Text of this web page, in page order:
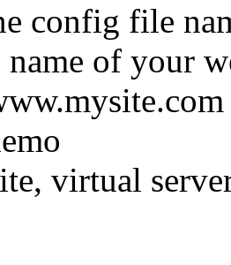
config file
of your
virtual